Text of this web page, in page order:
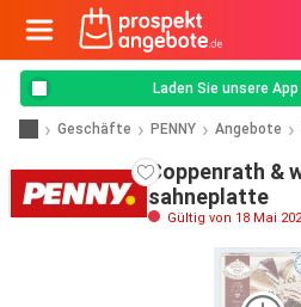
Laden Sie unsere
Geschäfte PENNY Angebote
Coppenrath &
sahneplatte
Gültig von 18 Mai